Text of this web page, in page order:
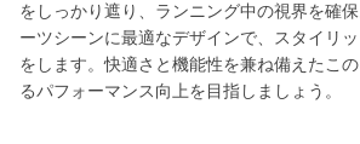
をしっかり遮り、ランニング中の視界を確
ーツシーンに最適なデザインで、スタイリ
をします。快適さと機能性を兼ね備えたこ
るパフォーマンス向上を目指しましょう。